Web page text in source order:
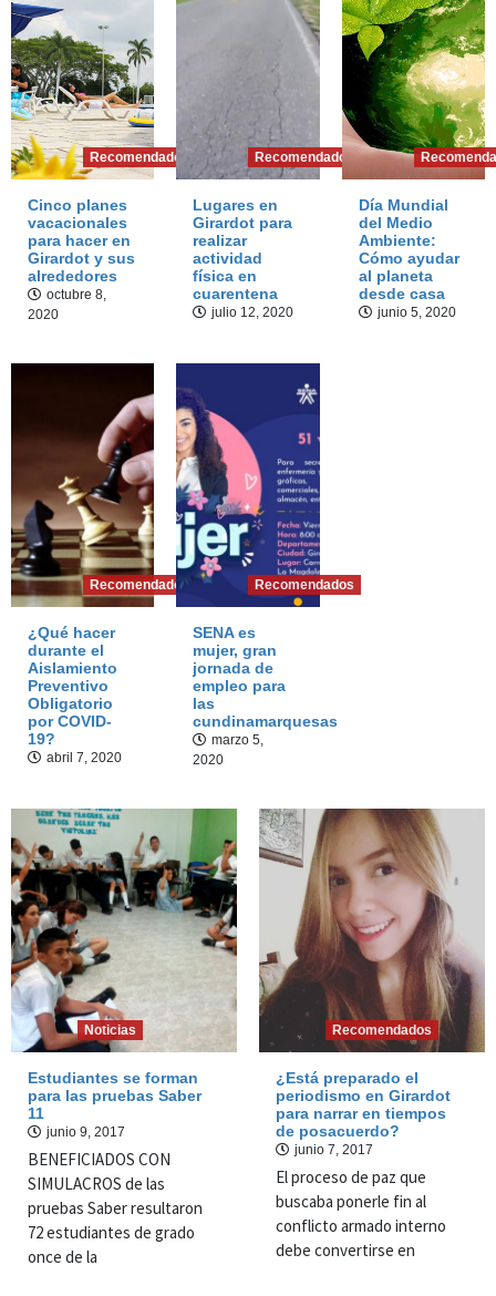
5
1
Datos Curiosos
5 datos que desconocías de la Plaza de
Mercado de Girardot
Datos Curiosos
Inicios del Ferrocarril de Girardot
¿Cómo era la economía de Girardot en sus
inicios?
Recomendados
Cinco planes
vacacionales
para hacer en
Girardot y sus
alrededores
octubre 8,
2020
Recomendados
Lugares en
Girardot para
realizar
actividad
física en
cuarentena
julio 12, 2020
Día Mundial
del Medio
Ambiente:
Cómo ayudar
al planeta
desde casa
junio 5, 2020
Recomendados
¿Qué hacer
durante el
Aislamiento
Preventivo
Obligatorio
por COVID-
19?
abril 7, 2020
Recomendados
SENA es
mujer, gran
jornada de
empleo para
las
cundinamarquesas
marzo 5,
2020
Noticias
Estudiantes se forman
para las pruebas Saber
11
junio 9, 2017
BENEFICIADOS CON
SIMULACROS de las
pruebas Saber resultaron
72 estudiantes de grado
once de la
Recomendados
¿Está preparado el
periodismo en Girardot
para narrar en tiempos
de posacuerdo?
junio 7, 2017
El proceso de paz que
buscaba ponerle fin al
conflicto armado interno
debe convertirse en